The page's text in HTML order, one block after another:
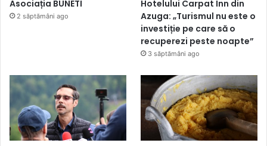
Asociația BUNETI
2 săptămâni ago
Hotelului Carpat Inn din
Azuga: „Turismul nu este o
investiție pe care să o
recuperezi peste noapte”
3 săptămâni ago